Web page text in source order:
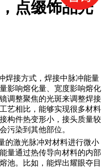
点缀饰品光
焊接方式，焊接中脉冲能量
影响熔化量、宽度影响熔化
调整聚焦的光斑来调整焊接
艺相比，能够实现很多材料
构件热变形小，接头质量较
污染到其他部位。
的激光脉冲对材料进行微小
量通过热传导向材料的内部
池。比如，能焊出耀眼夺目